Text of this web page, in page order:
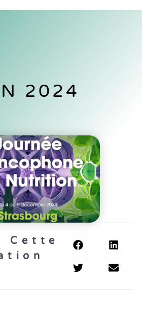
2024
Cette